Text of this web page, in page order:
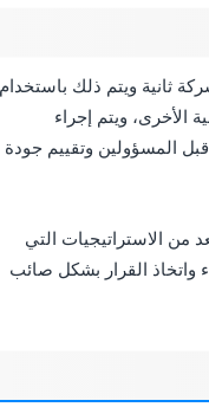
ثانية ويتم ذلك باستخدام
الأخرى، ويتم إجراء
المسؤولين وتقييم جودة
من الاستراتيجيات التي
واتخاذ القرار بشكل صائب